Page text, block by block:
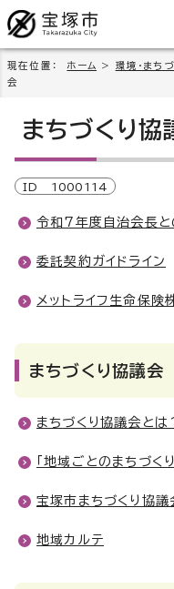
現在位置： ホーム > 環境・まちづ
会
まちづくり協
ID 1000114
令和7年度自治会長と
委託契約ガイドライン
メットライフ生命保
まちづくり協議会
まちづくり協議会とは
「地域ごとのまちづく
宝塚市まちづくり協
地域カルテ